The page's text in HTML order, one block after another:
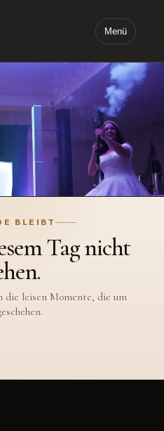
Menü
BLEIBT
Tag nicht
die leisen Momente, die um